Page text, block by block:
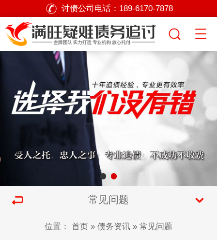
讨债公司电话： 189-6170-7878
常见问题
位置： 首页 » 债务资讯 » 常见问题